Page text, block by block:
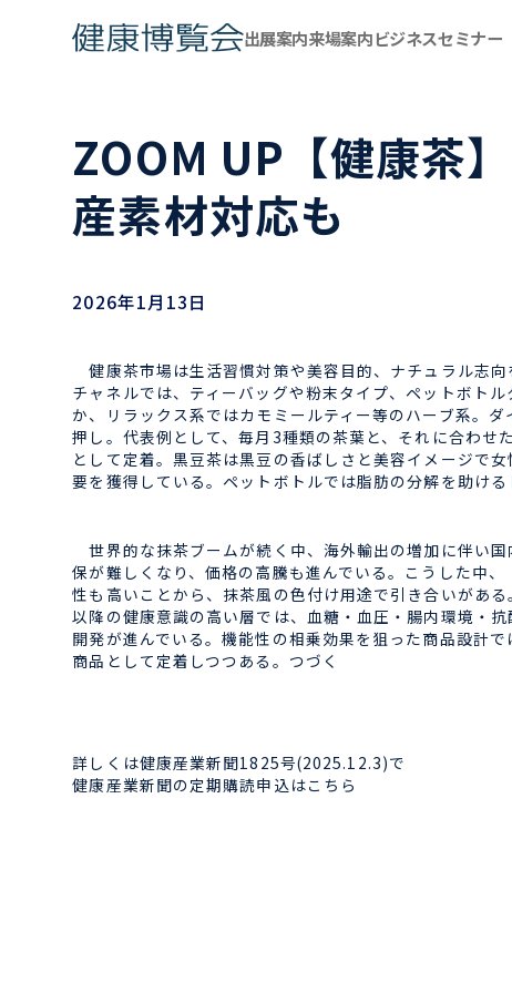
出展案内来場案内ビジネスセミナー
ZOOM UP【健康茶
産素材対応も
2026年1月13日
健康茶市場は生活習慣対策や美容目的、ナチュラル志
チャネルでは、ティーバッグや粉末タイプ、ペットボト
か、リラックス系ではカモミールティー等のハーブ系。
押し。代表例として、毎月3種類の茶葉と、それに合わ
として定着。黒豆茶は黒豆の香ばしさと美容イメージで
要を獲得している。ペットボトルでは脂肪の分解を助け
世界的な抹茶ブームが続く中、海外輸出の増加に伴い
保が難しくなり、価格の高騰も進んでいる。こうした中
性も高いことから、抹茶風の色付け用途で引き合いがあ
以降の健康意識の高い層では、血糖・血圧・腸内環境・
開発が進んでいる。機能性の相乗効果を狙った商品設計
商品として定着しつつある。つづく
詳しくは健康産業新聞1825号(2025.12.3)で
健康産業新聞の定期購読申込はこちら